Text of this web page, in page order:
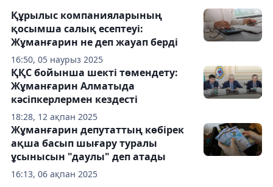
16:50, 05 наурыз 2025
Құрылыс компанияларының
қосымша салық есептеуі:
Жұманғарин не деп жауап берді
18:28, 12 ақпан 2025
ҚҚС бойынша шекті төмендету:
Жұманғарин Алматыда
кәсіпкерлермен кездесті
16:13, 06 ақпан 2025
Жұманғарин депутаттың көбірек
ақша басып шығару туралы
ұсынысын "даулы" деп атады